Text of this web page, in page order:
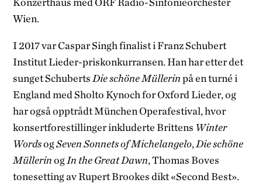
Wien.
I 2017 var Caspar Singh finalist i Franz Schubert
Institut Lieder-priskonkurransen. Han har etter det
sunget Schuberts Die schöne Müllerinpå en turné i
England med Sholto Kynoch for Oxford Lieder, og
har også opptrådt München Operafestival, hvor
konsertforestillinger inkluderte Brittens Winter
WordsogSeven Sonnets of Michelangelo, Die schöne
Müllerinog In the Great Dawn, Thomas Boves
tonesetting av Rupert Brookes dikt «Second Best».